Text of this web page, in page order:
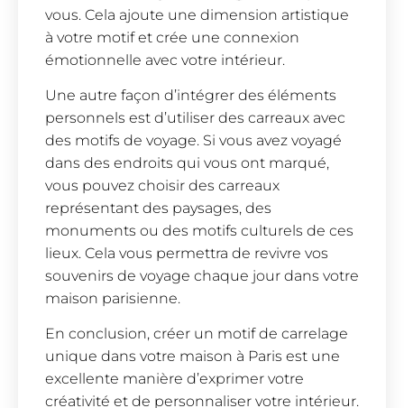
vous. Cela ajoute une dimension artistique
à votre motif et crée une connexion
émotionnelle avec votre intérieur.
Une autre façon d’intégrer des éléments
personnels est d’utiliser des carreaux avec
des motifs de voyage. Si vous avez voyagé
dans des endroits qui vous ont marqué,
vous pouvez choisir des carreaux
représentant des paysages, des
monuments ou des motifs culturels de ces
lieux. Cela vous permettra de revivre vos
souvenirs de voyage chaque jour dans votre
maison parisienne.
En conclusion, créer un motif de carrelage
unique dans votre maison à Paris est une
excellente manière d’exprimer votre
créativité et de personnaliser votre intérieur.